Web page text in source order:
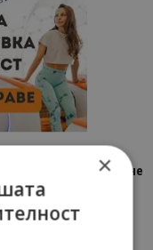
Петрич – Изживяване
×